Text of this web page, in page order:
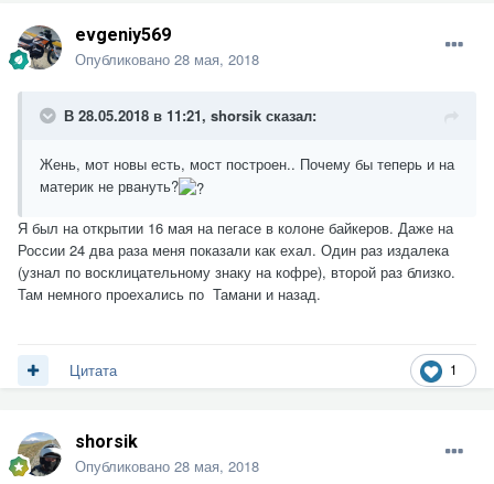
evgeniy569
Опубликовано 28 мая, 2018
В 28.05.2018 в 11:21, shorsik сказал:
Жень, мот новы есть, мост построен.. Почему бы теперь и на
материк не рвануть?
Я был на открытии 16 мая на пегасе в колоне байкеров. Даже на
России 24 два раза меня показали как ехал. Один раз издалека
(узнал по восклицательному знаку на кофре), второй раз близко.
Там немного проехались по Тамани и назад.
1
Цитата
shorsik
Опубликовано 28 мая, 2018